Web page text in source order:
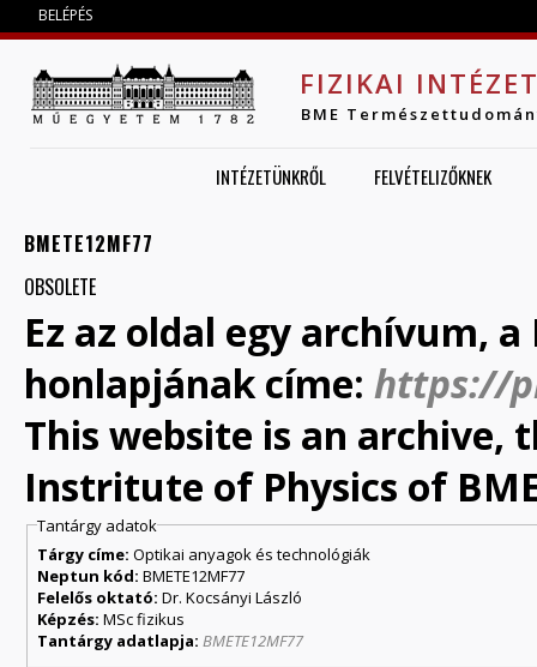
BELÉPÉS
FIZIKAI
BME
INTÉZETÜNKRŐL FELVÉTELIZŐKNEK
BMETE12MF77
OBSOLETE
Ez az oldal egy archívum,
honlapjának címe: https://
This website is an archive,
Instritute of Physics of
Tantárgy adatok
Tárgy címe:Optikai anyagok és technológiák
Neptun kód:BMETE12MF77
Felelős oktató:Dr. Kocsányi László
Képzés:MSc fizikus
Tantárgy adatlapja:BMETE12MF77